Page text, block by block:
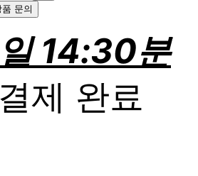
품 문의
14:30분
제 완료